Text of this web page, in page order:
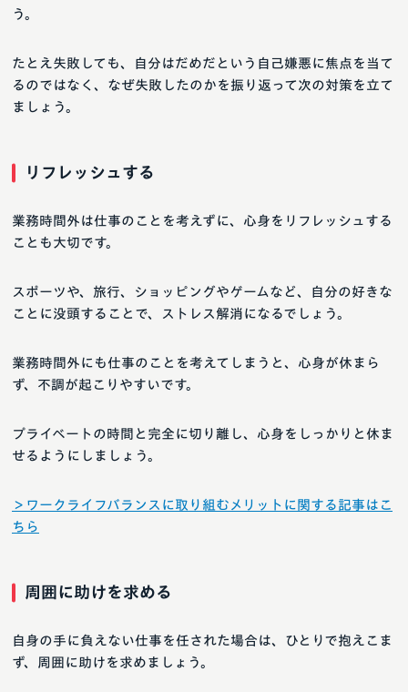
う。
たとえ失敗しても、自分はだめだという自己嫌悪に焦点を当て
るのではなく、なぜ失敗したのかを振り返って次の対策を立て
ましょう。
リフレッシュする
業務時間外は仕事のことを考えずに、心身をリフレッシュする
ことも大切です。
スポーツや、旅行、ショッピングやゲームなど、自分の好きな
ことに没頭することで、ストレス解消になるでしょう。
業務時間外にも仕事のことを考えてしまうと、心身が休まら
ず、不調が起こりやすいです。
プライベートの時間と完全に切り離し、心身をしっかりと休ま
せるようにしましょう。
＞ワークライフバランスに取り組むメリットに関する記事はこ
ちら
周囲に助けを求める
自身の手に負えない仕事を任された場合は、ひとりで抱えこま
ず、周囲に助けを求めましょう。